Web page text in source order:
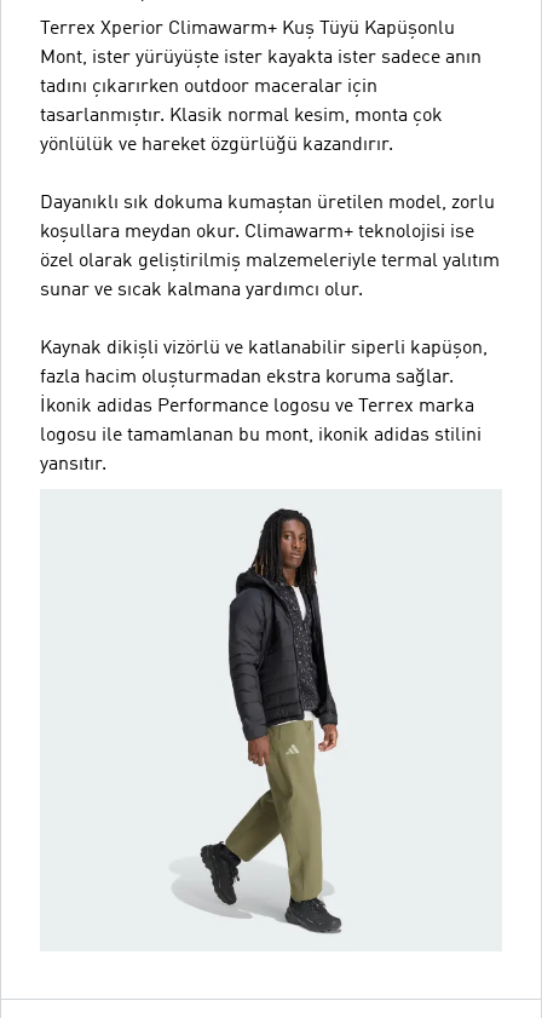
Terrex Xperior Climawarm+ Kuş Tüyü Kapüşonlu
Mont, ister yürüyüşte ister kayakta ister sadece anın
tadını çıkarırken outdoor maceralar için
tasarlanmıştır. Klasik normal kesim, monta çok
yönlülük ve hareket özgürlüğü kazandırır.
Dayanıklı sık dokuma kumaştan üretilen model, zorlu
koşullara meydan okur. Climawarm+ teknolojisi ise
özel olarak geliştirilmiş malzemeleriyle termal yalıtım
sunar ve sıcak kalmana yardımcı olur.
Kaynak dikişli vizörlü ve katlanabilir siperli kapüşon,
fazla hacim oluşturmadan ekstra koruma sağlar.
İkonik adidas Performance logosu ve Terrex marka
logosu ile tamamlanan bu mont, ikonik adidas stilini
yansıtır.